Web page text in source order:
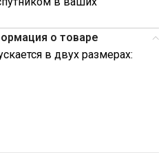
о товаре
в двух размерах: